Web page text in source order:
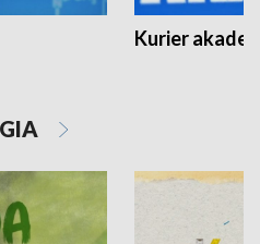
Kurier